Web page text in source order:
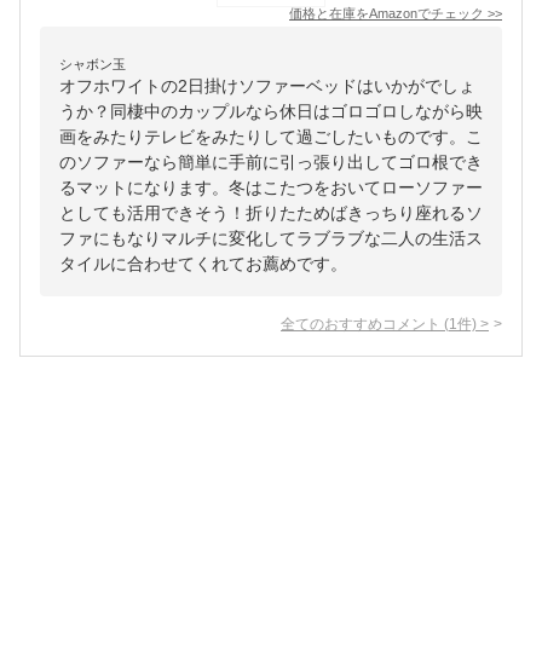
価格と在庫をAmazonでチェック >>
シャボン玉
オフホワイトの2日掛けソファーベッドはいかがでしょ
うか？同棲中のカップルなら休日はゴロゴロしながら映
画をみたりテレビをみたりして過ごしたいものです。こ
のソファーなら簡単に手前に引っ張り出してゴロ根でき
るマットになります。冬はこたつをおいてローソファー
としても活用できそう！折りたためばきっちり座れるソ
ファにもなりマルチに変化してラブラブな二人の生活ス
タイルに合わせてくれてお薦めです。
全てのおすすめコメント (1 件) >